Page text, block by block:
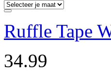
Ruffle Tape
34.99